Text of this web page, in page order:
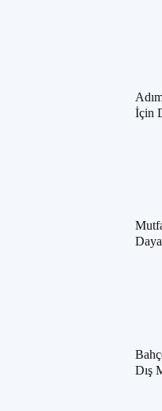
İçin
Dış